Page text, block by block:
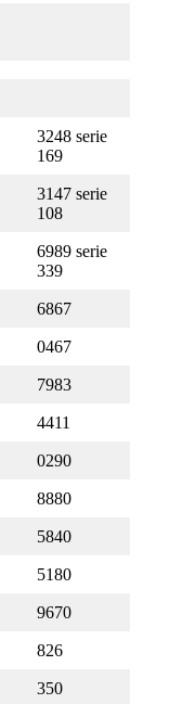
3248 serie
169
3147 serie
108
6989 serie
339
6867
0467
7983
4411
0290
8880
5840
5180
9670
826
350